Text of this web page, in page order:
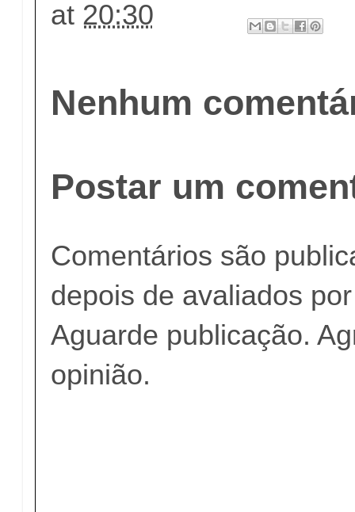
at 20:30
Nenhum
Postar um
Comentários são
depois de avaliados
Aguarde publicação.
opinião.